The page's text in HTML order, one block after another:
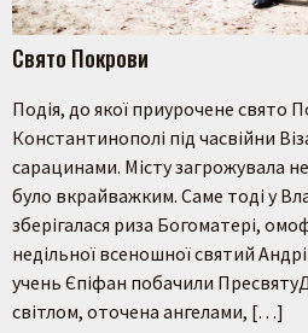
Свято Покрови
Подія, до якої приурочене свято
Константинополі під часвійни
сарацинами. Місту загрожувала
було вкрайважким. Саме тоді у
зберігалася риза Богоматері,
недільної всеношної святий
учень Єпіфан побачили
світлом, оточена ангелами, […]